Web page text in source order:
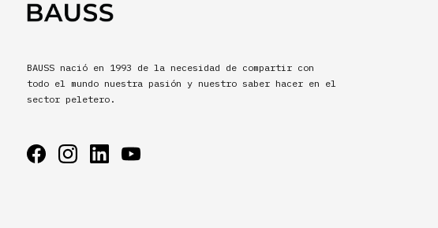
BAUSS nació en 1993 de la necesidad de compartir con
todo el mundo nuestra pasión y nuestro saber hacer en el
sector peletero.